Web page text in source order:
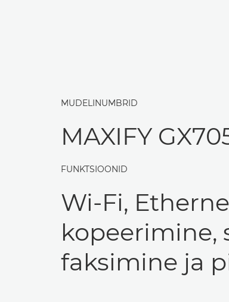
MUDELINUMBRID
MAXIFY
FUNKTSIOONID
Wi-Fi,
kopeerimine,
faksimine ja